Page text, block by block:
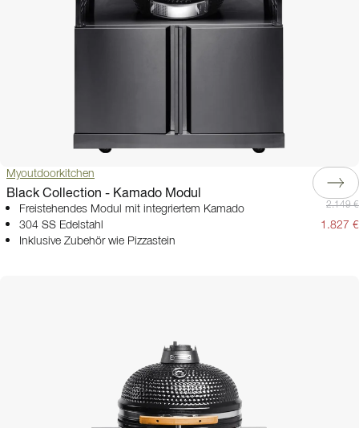
Myoutdoorkitchen
Black Collection - Kamado Modul
Freistehendes Modul mit integriertem Kamado
304 SS Edelstahl
Inklusive Zubehör wie Pizzastein
2.149 €
1.827 €